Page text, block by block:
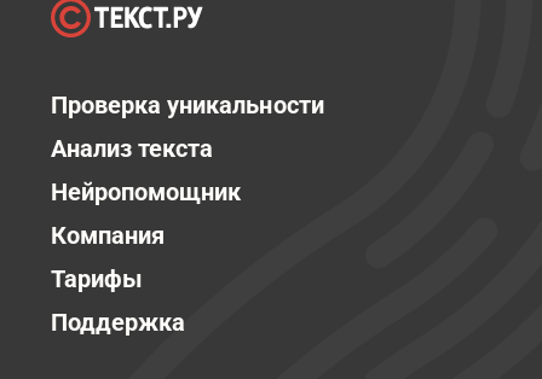
Проверка уникальности
Анализ текста
Нейропомощник
Компания
Тарифы
Поддержка